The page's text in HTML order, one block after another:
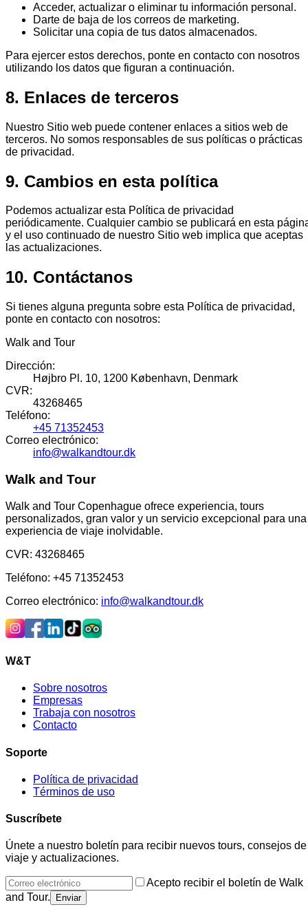
Acceder, actualizar o eliminar tu información personal.
Darte de baja de los correos de marketing.
Solicitar una copia de tus datos almacenados.
Para ejercer estos derechos, ponte en contacto con nosotros
utilizando los datos que figuran a continuación.
8. Enlaces de terceros
Nuestro Sitio web puede contener enlaces a sitios web de
terceros. No somos responsables de sus políticas o prácticas
de privacidad.
9. Cambios en esta política
Podemos actualizar esta Política de privacidad
periódicamente. Cualquier cambio se publicará en esta
y el uso continuado de nuestro Sitio web implica que aceptas
las actualizaciones.
10. Contáctanos
Si tienes alguna pregunta sobre esta Política de privacidad,
ponte en contacto con nosotros:
Walk and Tour
Dirección:
Højbro Pl. 10, 1200 København, Denmark
CVR:
43268465
Teléfono:
+45 71352453
Correo electrónico:
info@walkandtour.dk
Walk and Tour
Walk and Tour Copenhague ofrece experiencia, tours
personalizados, gran valor y un servicio excepcional para una
experiencia de viaje inolvidable.
CVR: 43268465
Teléfono: +45 71352453
Correo electrónico: info@walkandtour.dk
W&T
Sobre nosotros
Empresas
Trabaja con nosotros
Contacto
Soporte
Política de privacidad
Términos de uso
Suscríbete
Únete a nuestro boletín para recibir nuevos tours, consejos de
viaje y actualizaciones.
Acepto recibir el boletín de Walk
and Tour.
Enviar